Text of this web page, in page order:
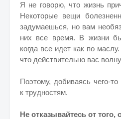
Я не говорю, что жизнь
Некоторые вещи
задумаешься, но вам
них все время. В жизни
когда все идет как по
что действительно вас
Поэтому, добиваясь чего-
к трудностям.
Не отказывайтесь от того,